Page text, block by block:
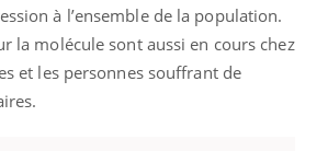
à l’ensemble de la population.
la molécule sont aussi en cours chez
et les personnes souffrant de